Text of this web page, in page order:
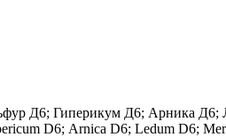
Д6; Гиперикум Д6; Арника
D6; Аrnica D6; Ledum D6;